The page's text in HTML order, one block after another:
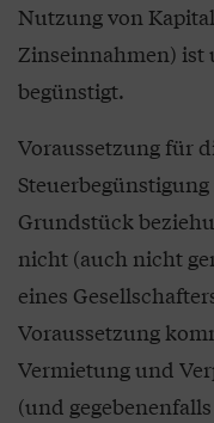
Nutzung von
Zinseinnahmen) ist
begünstigt.
Voraussetzung für
Grundstück
nicht (auch nicht
eines
Voraussetzung
Vermietung und
(und